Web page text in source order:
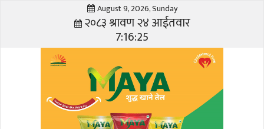
August 9, 2026, Sunday
२०८३ श्रावण २४ आईतवार
7:16:26